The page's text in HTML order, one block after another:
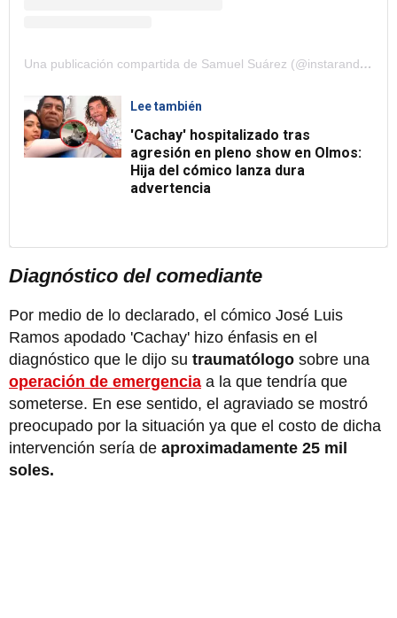
Una publicación compartida de Samuel Suárez (@instarandula)
Lee también
'Cachay' hospitalizado tras
agresión en pleno show en Olmos:
Hija del cómico lanza dura
advertencia
Diagnóstico del comediante
Por medio de lo declarado, el cómico José Luis
Ramos apodado 'Cachay' hizo énfasis en el
diagnóstico que le dijo su traumatólogo sobre una
operación de emergencia a la que tendría que
someterse. En ese sentido, el agraviado se mostró
preocupado por la situación ya que el costo de dicha
intervención sería de aproximadamente 25 mil
soles.